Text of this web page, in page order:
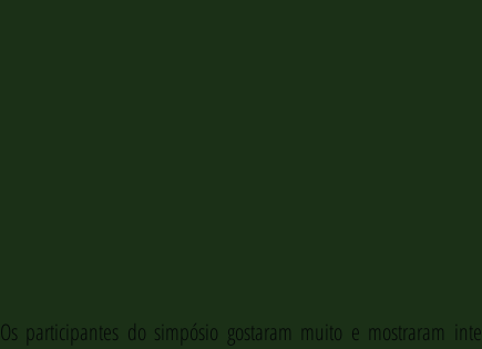
Os participantes do simpósio gostaram muito e mostraram